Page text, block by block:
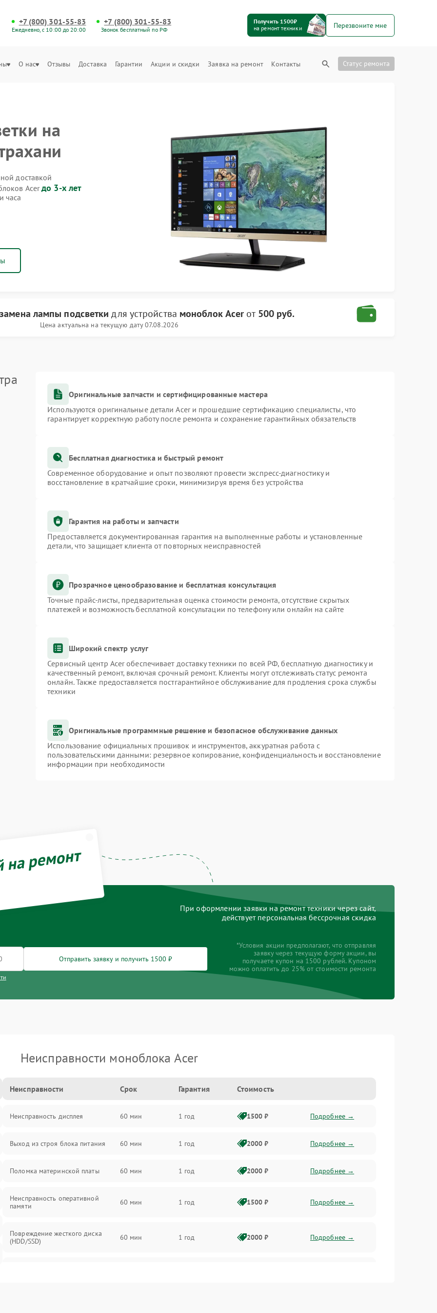
+7 (800) 301-55-83
Ежедневно, с 10:00 до 20:00
+7 (800) 301-55-83
Звонок бесплатный по РФ
Получить 1500₽
на ремонт техники
Перезвоните мне
О нас Отзывы Доставка Гарантии Акции и скидки Заявка на ремонт Контакты Статус ремонта
на
доставкой
Acerдо 3-х лет
часа
замена лампы подсветки для устройства моноблок Acer от 500 руб.
Цена актуальна на текущую дату 07.08.2026
Оригинальные запчасти и сертифицированные мастера
Используются оригинальные детали Acer и прошедшие сертификацию специалисты, что
гарантирует корректную работу после ремонта и сохранение гарантийных обязательств
Бесплатная диагностика и быстрый ремонт
Современное оборудование и опыт позволяют провести экспресс-диагностику и
восстановление в кратчайшие сроки, минимизируя время без устройства
Гарантия на работы и запчасти
Предоставляется документированная гарантия на выполненные работы и установленные
детали, что защищает клиента от повторных неисправностей
Прозрачное ценообразование и бесплатная консультация
Точные прайс-листы, предварительная оценка стоимости ремонта, отсутствие скрытых
платежей и возможность бесплатной консультации по телефону или онлайн на сайте
Широкий спектр услуг
Сервисный центр Acer обеспечивает доставку техники по всей РФ, бесплатную диагностику и
качественный ремонт, включая срочный ремонт. Клиенты могут отслеживать статус ремонта
онлайн. Также предоставляется постгарантийное обслуживание для продления срока службы
техники
Оригинальные программные решение и безопасное обслуживание данных
Использование официальных прошивок и инструментов, аккуратная работа с
пользовательскими данными: резервное копирование, конфиденциальность и восстановление
информации при необходимости
ремонт
При оформлении заявки на ремонт техники через сайт,
действует персональная бессрочная скидка
Отправить заявку и получить 1500 ₽
*Условия акции предполагают, что отправляя
заявку через текущую форму акции, вы
получаете купон на 1500 рублей. Купоном
можно оплатить до 25% от стоимости ремонта
Неисправности моноблока Acer
Неисправности Срок Гарантия Стоимость
Неисправность дисплея 60 мин 1 год 1500 ₽ Подробнее →
Выход из строя блока питания 60 мин 1 год 2000 ₽ Подробнее →
Поломка материнской платы 60 мин 1 год 2000 ₽ Подробнее →
Неисправность оперативной
памяти
60 мин 1 год 1500 ₽ Подробнее →
Повреждение жесткого диска
(HDD/SSD)
60 мин 1 год 2000 ₽ Подробнее →